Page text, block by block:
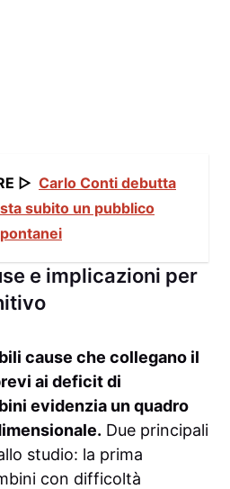
▷ Carlo Conti debutta
subito un pubblico
e implicazioni per
cause che collegano il
ai deficit di
evidenzia un quadro
Due principali
studio: la prima
con difficoltà